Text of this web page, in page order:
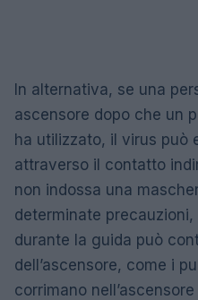
In alternativa, se una
ascensore dopo che un
ha utilizzato, il virus può
attraverso il contatto
non indossa una
determinate
durante la guida può
dell’ascensore, come i
corrimano